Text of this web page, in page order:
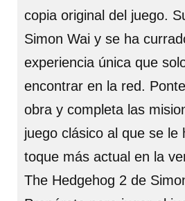
copia original del juego.
Simon Wai y se ha
experiencia única que
encontrar en la red.
obra y completa las
juego clásico al que se le
toque más actual en la
The Hedgehog 2 de